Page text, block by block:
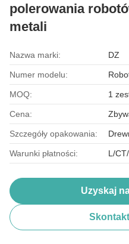
polerowania
metali
Nazwa marki: DZ
Numer modelu:
MOQ: 1
Cena:
Szczegóły opakowania:
Warunki płatności: L/
Uzyskaj